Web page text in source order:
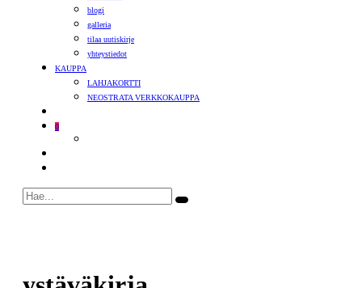
blogi
galleria
tilaa uutiskirje
yhteystiedot
KAUPPA
LAHJAKORTTI
NEOSTRATA VERKKOKAUPPA
0